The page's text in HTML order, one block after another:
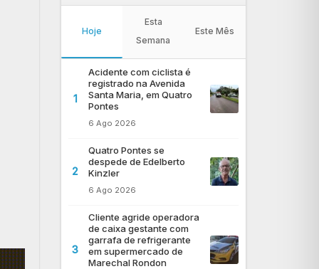
Hoje
Esta
Semana
Este Mês
1
Acidente com ciclista é
registrado na Avenida
Santa Maria, em Quatro
Pontes
6 Ago 2026
2
Quatro Pontes se
despede de Edelberto
Kinzler
6 Ago 2026
3
Cliente agride operadora
de caixa gestante com
garrafa de refrigerante
em supermercado de
Marechal Rondon